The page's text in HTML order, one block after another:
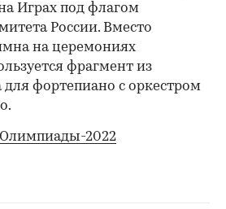
Играх под флагом
России. Вместо
на церемониях
фрагмент из
для фортепиано с оркестром
2022